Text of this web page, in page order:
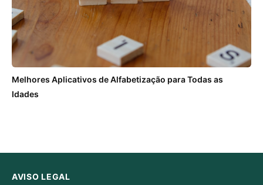
Melhores Aplicativos de Alfabetização para Todas as
Idades
AVISO LEGAL